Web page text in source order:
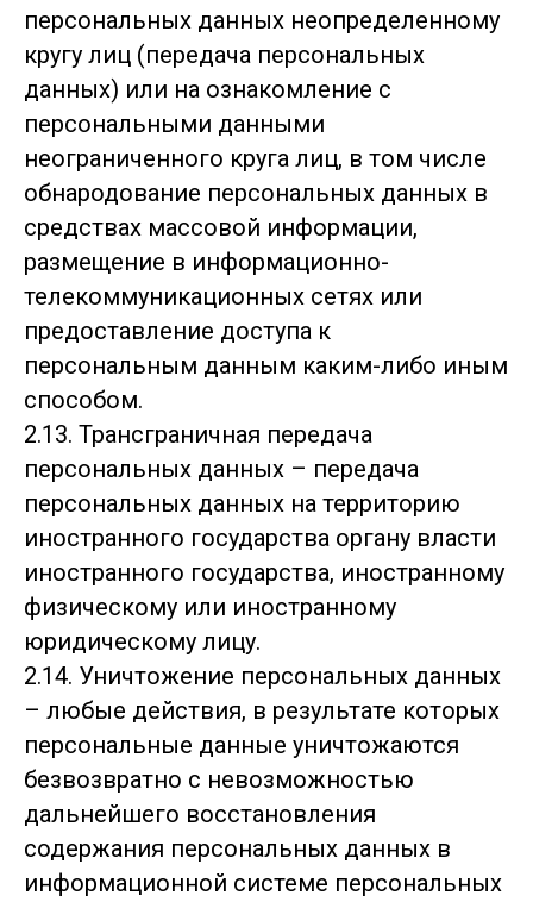
персональных данных неопределенному
кругу лиц (передача персональных
данных) или на ознакомление с
персональными данными
неограниченного круга лиц, в том числе
обнародование персональных данных в
средствах массовой информации,
размещение в информационно-
телекоммуникационных сетях или
предоставление доступа к
персональным данным каким-либо иным
способом.
2.13. Трансграничная передача
персональных данных – передача
персональных данных на территорию
иностранного государства органу власти
иностранного государства, иностранному
физическому или иностранному
юридическому лицу.
2.14. Уничтожение персональных данных
– любые действия, в результате которых
персональные данные уничтожаются
безвозвратно с невозможностью
дальнейшего восстановления
содержания персональных данных в
информационной системе персональных